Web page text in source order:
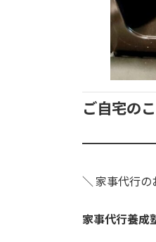
ご自宅の
＼ 家事代行
家事代行養成